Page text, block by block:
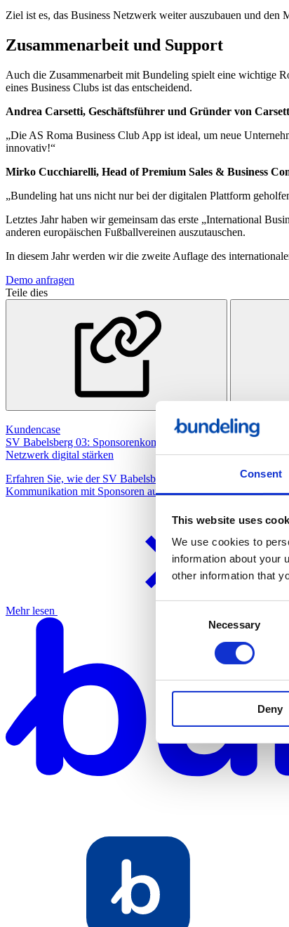
Consent
This website uses
We use cookies to
information about your
other information that
Necessary
Deny
Ziel ist es, das Business Netzwerk weiter auszubauen und
Zusammenarbeit und Support
Auch die Zusammenarbeit mit Bundeling spielt eine wichtige
eines Business Clubs ist das entscheidend.
Andrea Carsetti, Geschäftsführer und Gründer von
„Die AS Roma Business Club App ist ideal, um neue
innovativ!“
Mirko Cucchiarelli, Head of Premium Sales & Business
„Bundeling hat uns nicht nur bei der digitalen Plattform
Letztes Jahr haben wir gemeinsam das erste „International
anderen europäischen Fußballvereinen auszutauschen.
In diesem Jahr werden wir die zweite Auflage des
Demo anfragen
Teile dies
Kundencase
SV Babelsberg 03: Sponsorenkommunikation und Business
Netzwerk digital stärken
Erfahren Sie, wie der SV Babelsberg 03 mit der Sponsoren-App
Kommunikation mit Sponsoren auf ein neues Level gebracht
Mehr lesen